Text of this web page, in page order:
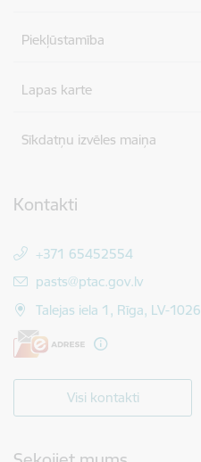
Piekļūstamība
Lapas karte
Sīkdatņu izvēles maiņa
Kontakti
+371 65452554
E-pasts:
pasts@ptac.gov.lv
Talejas iela 1, Rīga, LV-1026
Visi kontakti